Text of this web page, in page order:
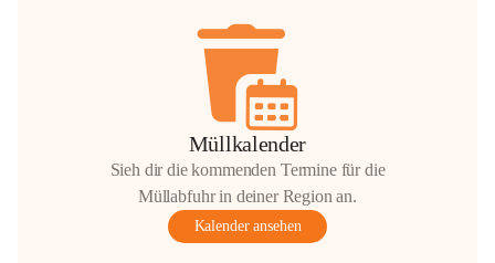
Müllkalender
Sieh dir die kommenden Termine für die
Müllabfuhr in deiner Region an.
Kalender ansehen